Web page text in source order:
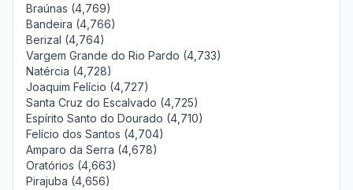
Braúnas (4,769)
Bandeira (4,766)
Berizal (4,764)
Vargem Grande do Rio Pardo (4,733)
Natércia (4,728)
Joaquim Felício (4,727)
Santa Cruz do Escalvado (4,725)
Espírito Santo do Dourado (4,710)
Felício dos Santos (4,704)
Amparo da Serra (4,678)
Oratórios (4,663)
Pirajuba (4,656)